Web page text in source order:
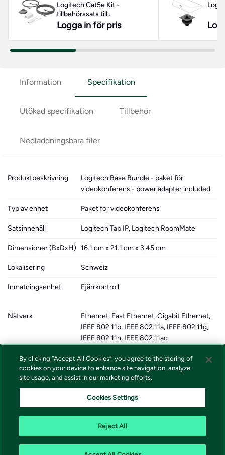
Logitech Cat5e Kit -
tillbehörssats till
videokonferens
Logga in för pris
Information Specifikation
Utökad specifikation Tillbehör
Nedladdningsbara filer
Produktbeskrivning
Logitech Base Bundle - paket för
videokonferens - power adapter included
Typ av enhet Paket för videokonferens
Satsinnehåll Logitech Tap IP, Logitech RoomMate
Dimensioner (BxDxH) 16.1 cm x 21.1 cm x 3.45 cm
Lokalisering Schweiz
Inmatningsenhet Fjärrkontroll
Nätverk
Ethernet, Fast Ethernet, Gigabit Ethernet,
IEEE 802.11b, IEEE 802.11a, IEEE 802.11g,
IEEE 802.11n, IEEE 802.11ac
Strömtillförsel AC 100-240 V
Mjukvarucertifiering
Zoomcertifierad, Certifierad för Microsoft-
teams
Tillverkarens garanti 2 års garanti
By clicking “Accept All Cookies”, you agree to the storing of
cookies on your device to enhance site navigation, analyze
site usage, and assist in our marketing efforts.
Cookies Settings
Reject All